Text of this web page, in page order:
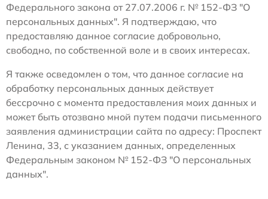
Федерального закона от 27.07.2006 г. № 152-ФЗ "О
персональных данных". Я подтверждаю, что
предоставляю данное согласие добровольно,
свободно, по собственной воле и в своих интересах.
Я также осведомлен о том, что данное согласие на
обработку персональных данных действует
бессрочно с момента предоставления моих данных и
может быть отозвано мной путем подачи письменного
заявления администрации сайта по адресу: Проспект
Ленина, 33, с указанием данных, определенных
Федеральным законом № 152-ФЗ "О персональных
данных".